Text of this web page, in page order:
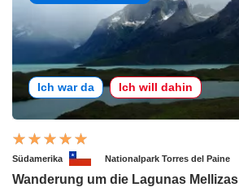
Ich war da Ich will dahin
Südamerika Nationalpark Torres del Paine
Wanderung um die Lagunas Mellizas